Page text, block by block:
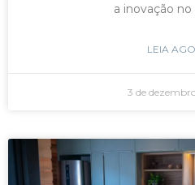
a inovação
LEIA
3 de